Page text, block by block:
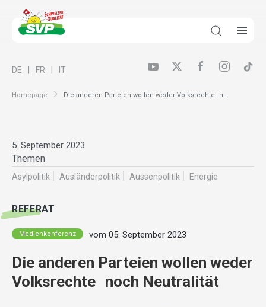
Homepage Die anderen Parteien wollen weder Volksrechte n...
DE FR IT
5. September 2023
Themen
Asylpolitik Ausländer­politik Aussenpolitik Energie
REFERAT
Medienkonferenz vom 05. September 2023
Die anderen Parteien wollen weder
Volksrechte noch Neutralität